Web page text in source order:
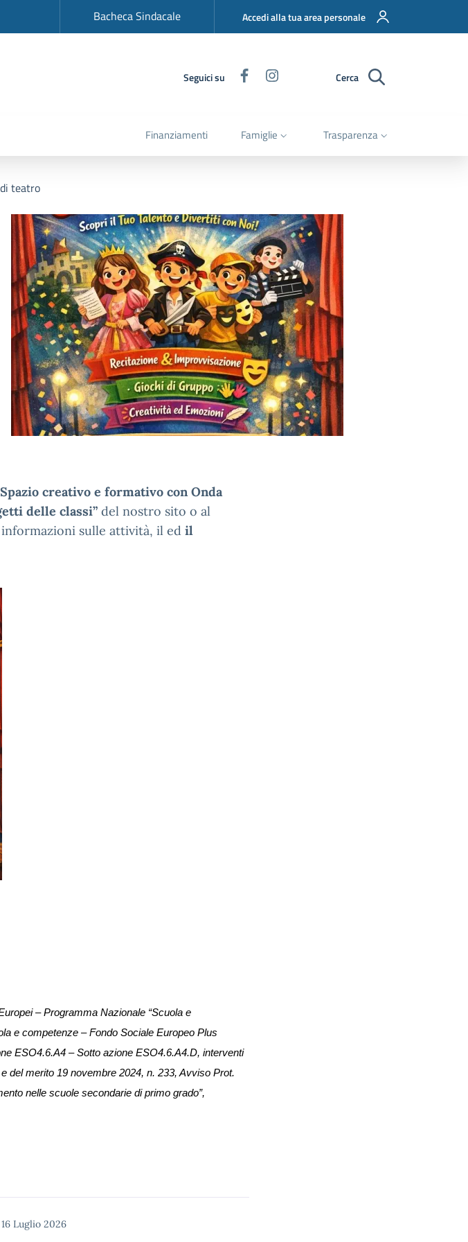
Bacheca Sindacale Accedi alla tua area personale
Seguici su Facebook Cerca
Finanziamenti Famiglie Trasparenza
teatro
creativo e formativo con Onda
delle classi” del nostro sito o al
sulle attività, il ed il
– Programma Nazionale “Scuola e
e competenze – Fondo Sociale Europeo Plus
ESO4.6.A4 – Sotto azione ESO4.6.A4.D, interventi
del merito 19 novembre 2024, n. 233, Avviso Prot.
nelle scuole secondarie di primo grado”,
16 Luglio 2026